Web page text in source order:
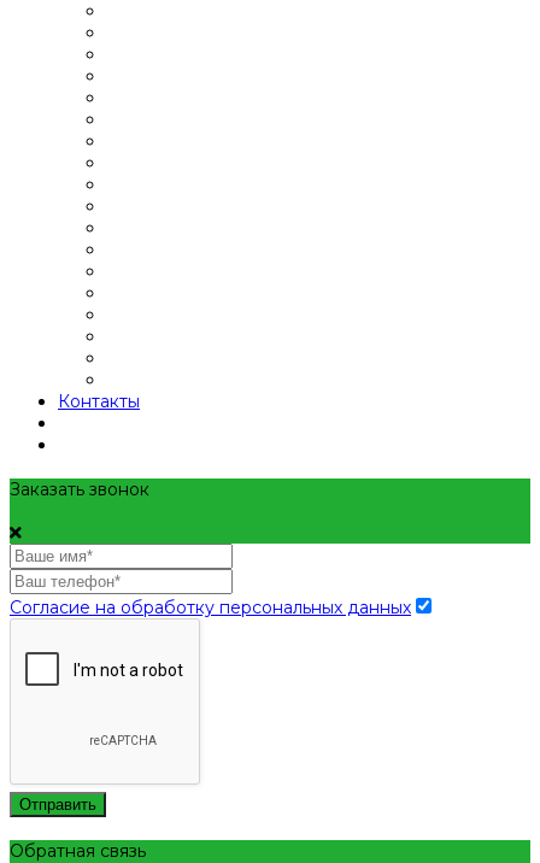
Контакты
Заказать звонок
Согласие на обработку персональных данных
Отправить
Обратная связь